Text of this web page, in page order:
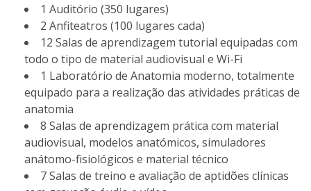
1 Auditório (350 lugares)
2 Anfiteatros (100 lugares cada)
12 Salas de aprendizagem tutorial equipadas com
todo o tipo de material audiovisual e Wi-Fi
1 Laboratório de Anatomia moderno, totalmente
equipado para a realização das atividades práticas de
anatomia
8 Salas de aprendizagem prática com material
audiovisual, modelos anatómicos, simuladores
anátomo-fisiológicos e material técnico
7 Salas de treino e avaliação de aptidões clínicas